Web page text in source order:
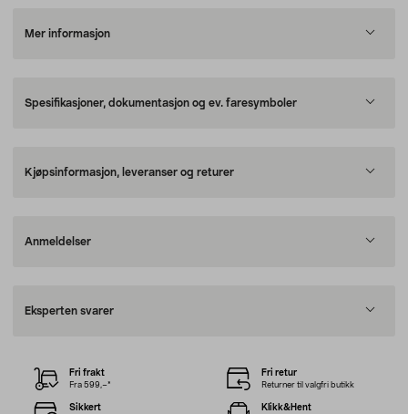
Mer informasjon
Spesifikasjoner, dokumentasjon og ev. faresymboler
Kjøpsinformasjon, leveranser og returer
Anmeldelser
Eksperten svarer
Fri frakt
Fra 599,–*
Fri retur
Returner til valgfri butikk
Sikkert Klikk&Hent